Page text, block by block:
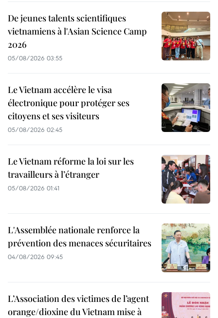
De jeunes talents scientifiques
vietnamiens à l'Asian Science Camp
2026
05/08/2026 03:55
Le Vietnam accélère le visa
électronique pour protéger ses
citoyens et ses visiteurs
05/08/2026 02:45
Le Vietnam réforme la loi sur les
travailleurs à l’étranger
05/08/2026 01:41
L'Assemblée nationale renforce la
prévention des menaces sécuritaires
04/08/2026 09:45
L’Association des victimes de l’agent
orange/dioxine du Vietnam mise à